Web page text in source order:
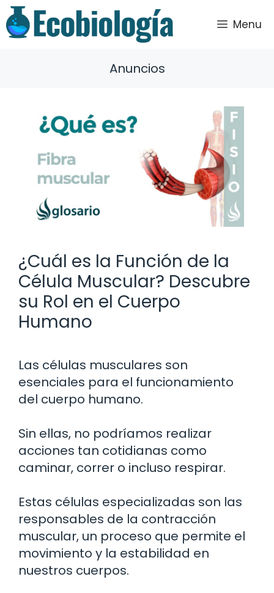
Saltar
al
contenido
Menu
Anuncios
¿Cuál es la Función de la
Célula Muscular? Descubre
su Rol en el Cuerpo
Humano
Las células musculares son
esenciales para el funcionamiento
del cuerpo humano.
Sin ellas, no podríamos realizar
acciones tan cotidianas como
caminar, correr o incluso respirar.
Estas células especializadas son las
responsables de la contracción
muscular, un proceso que permite el
movimiento y la estabilidad en
nuestros cuerpos.